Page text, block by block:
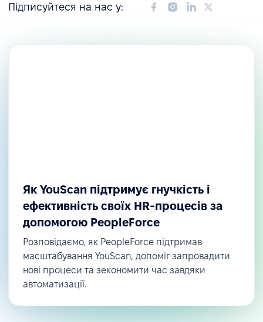
Підписуйтеся на нас у:
Як YouScan підтримує гнучкість і
ефективність своїх HR-процесів за
допомогою PeopleForce
Розповідаємо, як PeopleForce підтримав
масштабування YouScan, допоміг запровадити
нові процеси та зекономити час завдяки
автоматизації.